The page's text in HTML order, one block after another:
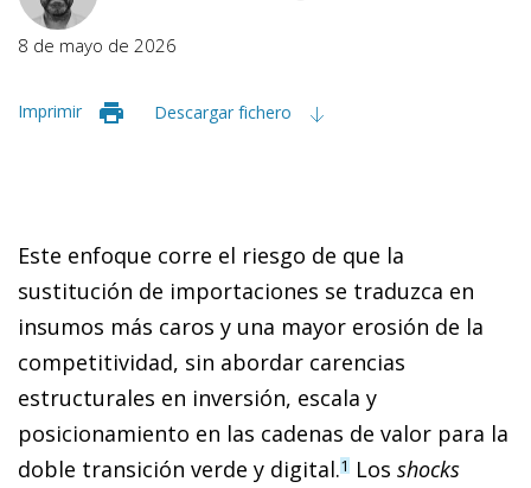
8 de mayo de 2026
Imprimir Descargar fichero
Este enfoque corre el riesgo de que la
sustitución de importaciones se traduzca en
insumos más caros y una mayor erosión de la
competitividad, sin abordar carencias
estructurales en inversión, escala y
posicionamiento en las cadenas de valor para la
doble transición verde y digital.1 Los shocks